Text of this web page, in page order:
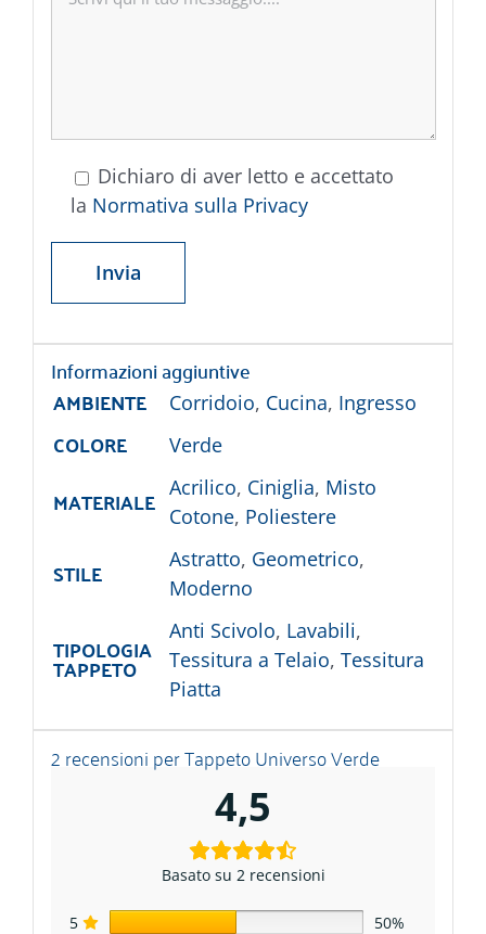
Dichiaro di aver letto e accettato
la Normativa sulla Privacy
Informazioni aggiuntive
AMBIENTE
Corridoio, Cucina, Ingresso
COLORE Verde
MATERIALE Acrilico, Ciniglia, Misto
Cotone, Poliestere
STILE Astratto, Geometrico,
Moderno
TIPOLOGIA
TAPPETO
Anti Scivolo, Lavabili,
Tessitura a Telaio, Tessitura
Piatta
2 recensioni perTappeto Universo Verde
4,5
Basato su 2 recensioni
5
50%